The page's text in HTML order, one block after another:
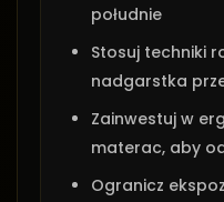
południe
Stosuj techniki
nadgarstka
Zainwestuj w
materac, aby
Ogranicz